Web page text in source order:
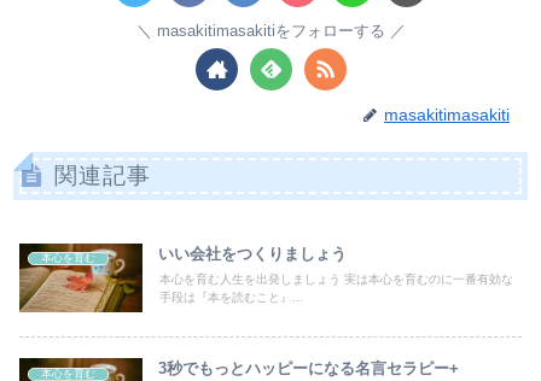
masakitimasakitiをフォローする
masakitimasakiti
関連記事
本心を育む いい会社をつくりましょう
本心を育む人生を出発しましょう 実は本心を育むのに一番有効な
手段は『本を読むこと』...
本心を育む 3秒でもっとハッピーになる名言セラピー+